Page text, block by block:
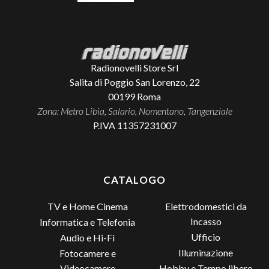
Radionovelli Store Srl
Salita di Poggio San Lorenzo, 22
00199 Roma
Zona: Metro Libia, Salario, Nomentano, Tangenziale
P.IVA 11357231007
CATALOGO
TV e Home Cinema
Informatica e Telefonia
Audio e Hi-Fi
Fotocamere e
Elettrodomestici da
Incasso
Ufficio
Illuminazione